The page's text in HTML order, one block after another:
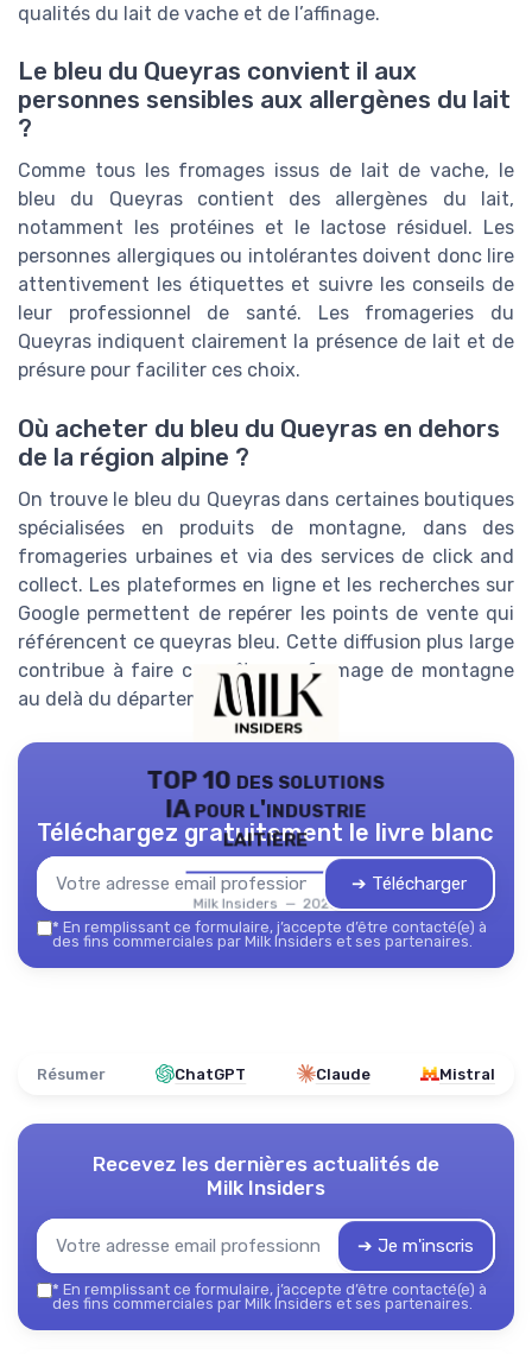
qualités du lait de vache et de l’affinage.
Le bleu du Queyras convient il aux
personnes sensibles aux allergènes du lait
?
Comme tous les fromages issus de lait de vache, le
bleu du Queyras contient des allergènes du lait,
notamment les protéines et le lactose résiduel. Les
personnes allergiques ou intolérantes doivent donc lire
attentivement les étiquettes et suivre les conseils de
leur professionnel de santé. Les fromageries du
Queyras indiquent clairement la présence de lait et de
présure pour faciliter ces choix.
Où acheter du bleu du Queyras en dehors
de la région alpine ?
On trouve le bleu du Queyras dans certaines boutiques
spécialisées en produits de montagne, dans des
fromageries urbaines et via des services de click and
collect. Les plateformes en ligne et les recherches sur
Google permettent de repérer les points de vente qui
référencent ce queyras bleu. Cette diffusion plus large
contribue à faire connaître ce fromage de montagne
au delà du département des Alpes.
TOP 10 des solutions
IA pour l'industrie
laitière
Milk Insiders — 2026
Téléchargez gratuitement le livre blanc
➔ Télécharger
* En remplissant ce formulaire, j’accepte d’être contacté(e) à
des fins commerciales par Milk Insiders et ses partenaires.
Résumer ChatGPT Claude Mistral
Recevez les dernières actualités de
Milk Insiders
➔ Je m'inscris
* En remplissant ce formulaire, j’accepte d’être contacté(e) à
des fins commerciales par Milk Insiders et ses partenaires.